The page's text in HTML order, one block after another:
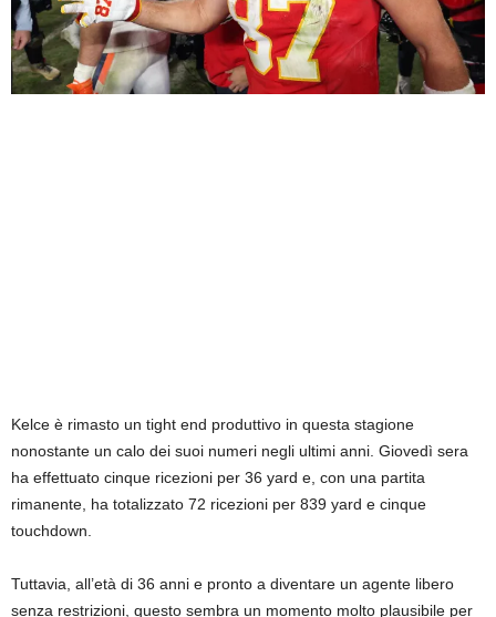
Kelce è rimasto un tight end produttivo in questa stagione
nonostante un calo dei suoi numeri negli ultimi anni. Giovedì sera
ha effettuato cinque ricezioni per 36 yard e, con una partita
rimanente, ha totalizzato 72 ricezioni per 839 yard e cinque
touchdown.
Tuttavia, all’età di 36 anni e pronto a diventare un agente libero
senza restrizioni, questo sembra un momento molto plausibile per